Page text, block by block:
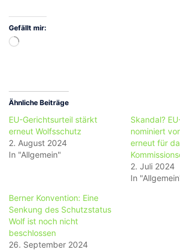
Gefällt mir:
Wird
Ähnliche Beiträge
EU-Gerichtsurteil stärkt
erneut Wolfsschutz
2. August 2024
In "Allgemein"
Skandal?
nominiert
erneut für
2. Juli 2024
In
Berner Konvention: Eine
Senkung des Schutzstatus
Wolf ist noch nicht
beschlossen
26. September 2024